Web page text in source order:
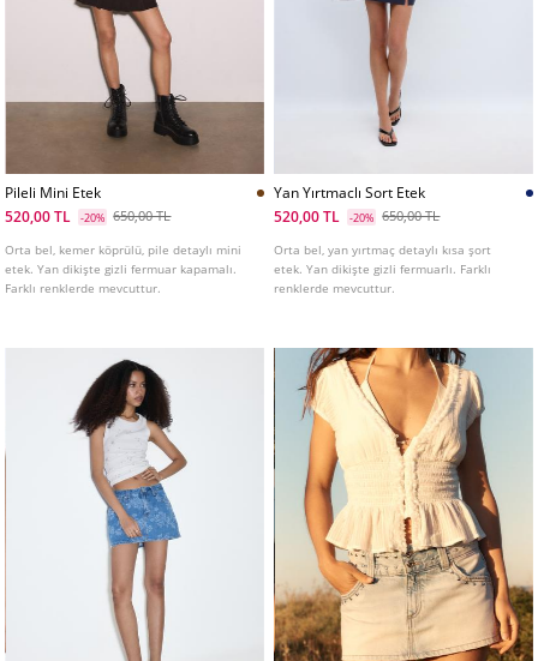
Pileli Mini Etek
520,00 TL
-20% 650,00 TL
Orta bel, kemer köprülü, pile detaylı mini
etek. Yan dikişte gizli fermuar kapamalı.
Farklı renklerde mevcuttur.
Yan Yırtmaclı Sort Etek
520,00 TL
-20% 650,00 TL
Orta bel, yan yırtmaç detaylı kısa şort
etek. Yan dikişte gizli fermuarlı. Farklı
renklerde mevcuttur.